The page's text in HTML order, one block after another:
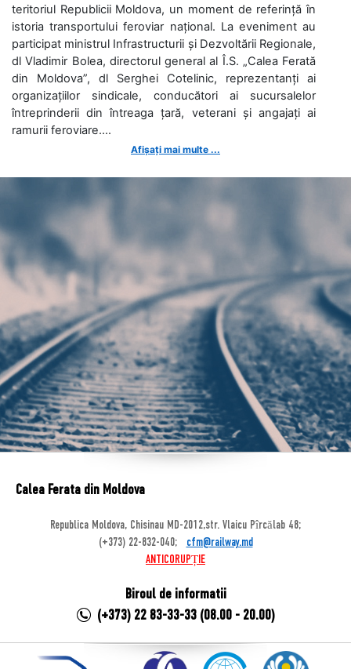
teritoriul Republicii Moldova, un moment de referință în
istoria transportului feroviar național. La eveniment au
participat ministrul Infrastructurii și Dezvoltării Regionale,
dl Vladimir Bolea, directorul general al Î.S. „Calea Ferată
din Moldova”, dl Serghei Cotelinic, reprezentanți ai
organizațiilor sindicale, conducători ai sucursalelor
întreprinderii din întreaga țară, veterani și angajați ai
ramurii feroviare....
Afișați mai multe ...
Calea Ferata din Moldova
Republica Moldova, Chisinau MD-2012,str. Vlaicu Pîrcălab 48;
(+373) 22-832-040;
cfm@railway.md
ANTICORUPȚIE
Biroul de informatii
(+373) 22 83-33-33 (08.00 - 20.00)